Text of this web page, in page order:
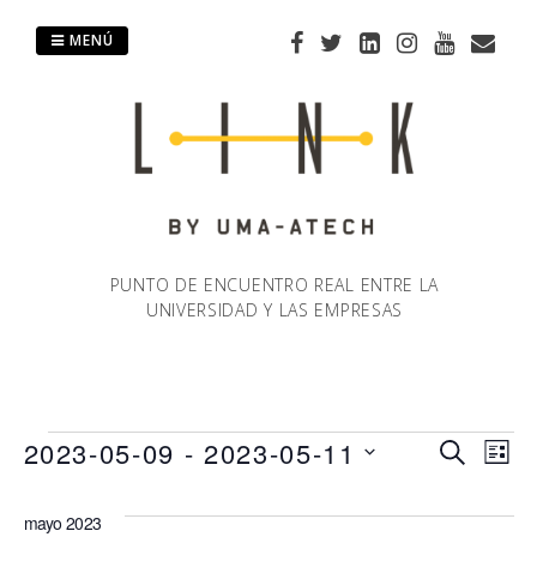
PUNTO DE ENCUENTRO REAL ENTRE LA
UNIVERSIDAD Y LAS EMPRESAS
MENÚ
Eventos
de
BUSCAR
de
2023-05-09 - 2023-05-11
la
mayo 2023